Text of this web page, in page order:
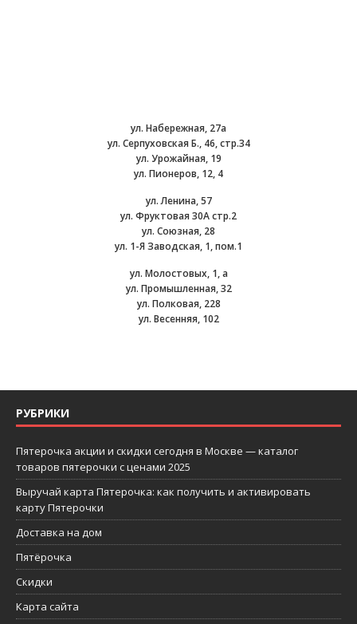
ул. Набережная, 27а
ул. Серпуховская Б., 46, стр.34
ул. Урожайная, 19
ул. Пионеров, 12, 4
ул. Ленина, 57
ул. Фруктовая 30А стр.2
ул. Союзная, 28
ул. 1-Я Заводская, 1, пом.1
ул. Молостовых, 1, а
ул. Промышленная, 32
ул. Полковая, 228
ул. Весенняя, 102
РУБРИКИ
Пятерочка акции и скидки сегодня в Москве — каталог
товаров пятерочки с ценами 2025
Выручай карта Пятерочка: как получить и активировать
карту Пятерочки
Доставка на дом
Пятёрочка
Скидки
Карта сайта